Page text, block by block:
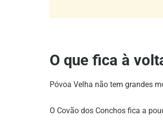
Póvoa Velha não tem grandes
O Covão dos Conchos fica a